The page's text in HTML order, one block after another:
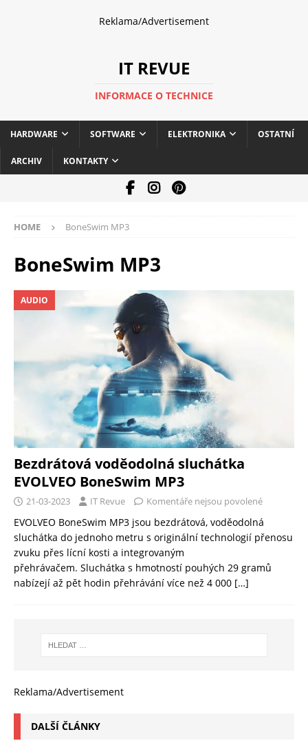
Reklama/Advertisement
IT REVUE
INFORMACE O TECHNICE
HARDWARE SOFTWARE ELEKTRONIKA OSTATNÍ
ARCHIV KONTAKTY
HOME BoneSwim MP3
BoneSwim MP3
AUDIO
Bezdrátová voděodolná sluchátka
EVOLVEO BoneSwim MP3
21-03-2023 IT Revue Komentáře nejsou povolené
EVOLVEO BoneSwim MP3 jsou bezdrátová, voděodolná
sluchátka do jednoho metru s originální technologií přenosu
zvuku přes lícní kosti a integrovaným
přehrávačem. Sluchátka s hmotností pouhých 29 gramů
nabízejí až pět hodin přehrávání více než 4 000 […]
Reklama/Advertisement
DALŠÍ ČLÁNKY